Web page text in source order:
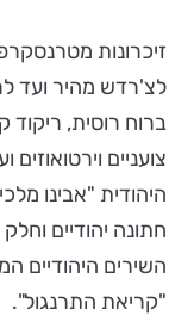
זיכרונות
לצ'רדש מהיר ועד
ברוח רוסית, ריקוד
צועניים
היהודית "אבינו
חתונה יהודיים
השירים היהודיים
"קריאת התרנגול".